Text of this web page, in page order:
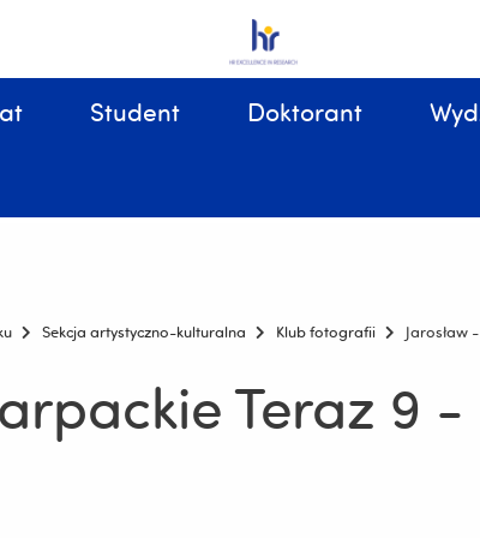
Student Doktorant
Sekcja artystyczno-kulturalna Klub fotografii Jarosław
Teraz 9 -